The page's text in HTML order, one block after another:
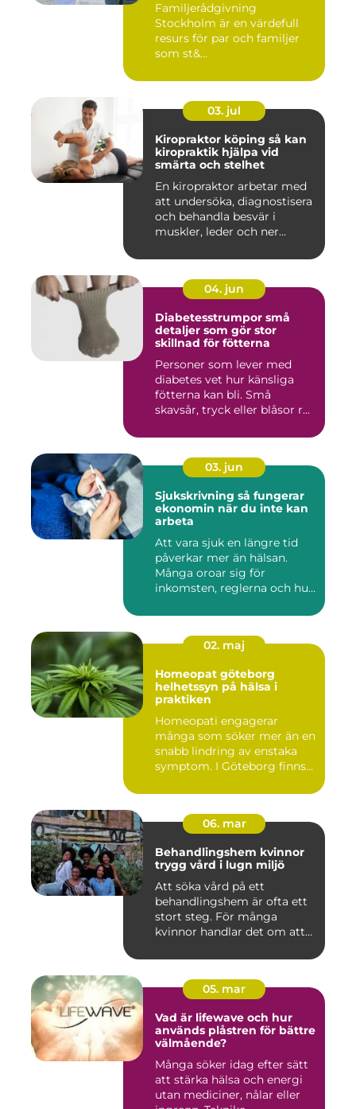
Familjerådgivning
Stockholm är en värdefull
resurs för par och familjer
som st&...
03. jul
Kiropraktor köping så kan
kiropraktik hjälpa vid
smärta och stelhet
En kiropraktor arbetar med
att undersöka, diagnostisera
och behandla besvär i
muskler, leder och ner...
04. jun
Diabetesstrumpor små
detaljer som gör stor
skillnad för fötterna
Personer som lever med
diabetes vet hur känsliga
fötterna kan bli. Små
skavsår, tryck eller blåsor r...
03. jun
Sjukskrivning så fungerar
ekonomin när du inte kan
arbeta
Att vara sjuk en längre tid
påverkar mer än hälsan.
Många oroar sig för
inkomsten, reglerna och hur
02. maj
Homeopat göteborg
helhetssyn på hälsa i
praktiken
Homeopati engagerar
många som söker mer än en
snabb lindring av enstaka
symptom. I Göteborg finns
06. mar
Behandlingshem kvinnor
trygg vård i lugn miljö
Att söka vård på ett
behandlingshem är ofta ett
stort steg. För många
kvinnor handlar det om att
05. mar
Vad är lifewave och hur
används plåstren för bättre
välmående?
Många söker idag efter sätt
att stärka hälsa och energi
utan mediciner, nålar eller